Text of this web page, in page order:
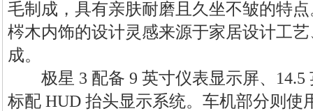
毛制成，具有亲肤耐磨且久坐不皱的特
梣木内饰的设计灵感来源于家居设计工
成。
极星 3 配备 9 英寸仪表显示屏、14.5
标配 HUD 抬头显示系统。车机部分则使